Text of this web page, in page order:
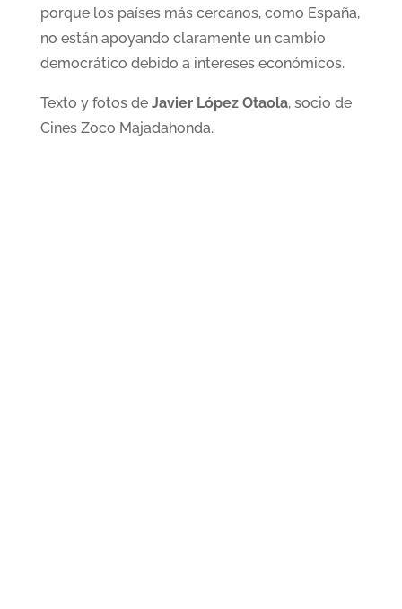
porque los países más cercanos, como España,
no están apoyando claramente un cambio
democrático debido a intereses económicos.
Texto y fotos de Javier López Otaola, socio de
Cines Zoco Majadahonda.